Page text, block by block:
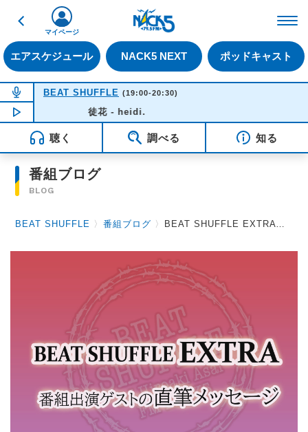
戻る
エアスケジュール NACK5 NEXT ポッドキャスト
マイページ
NOW ON AIR
BEAT SHUFFLE (19:00-20:30)
NOW PLAYING19:37
徒花 - heidi.
聴く 調べる 知る
番組ブログ
BLOG
BEAT SHUFFLE 〉番組ブログ 〉 BEAT SHUFFLE EXTRA 2023.08.18 D / アリス九號.